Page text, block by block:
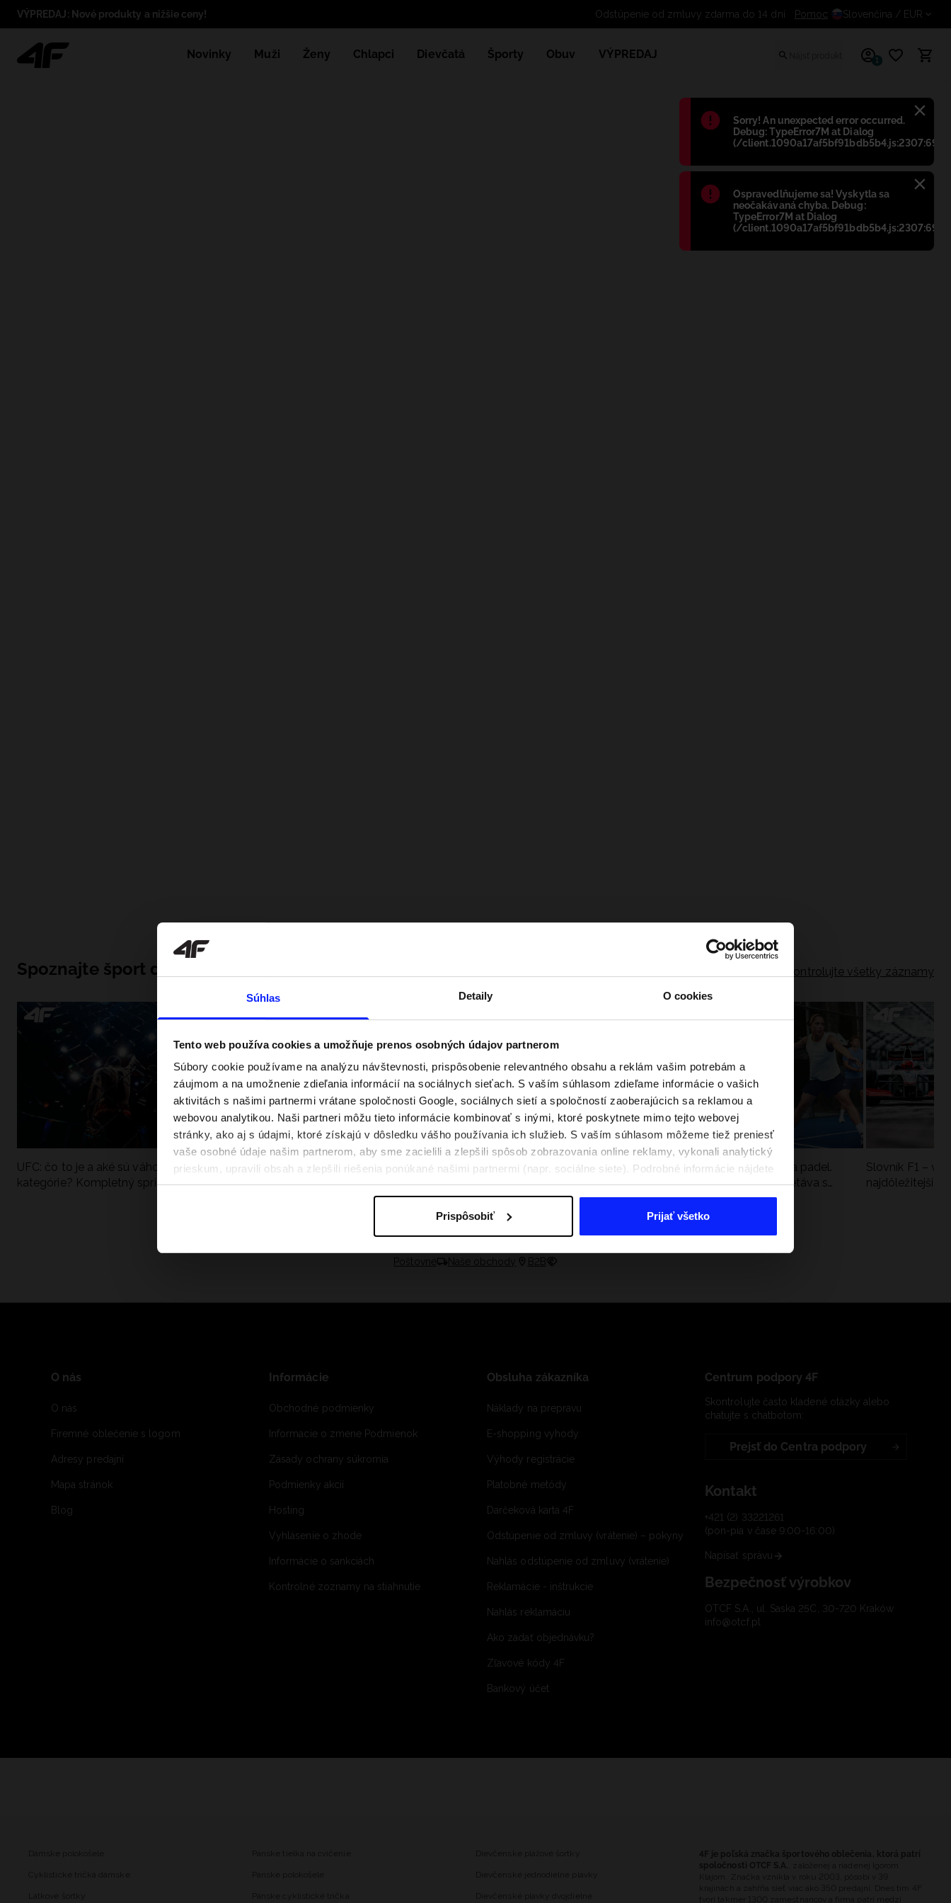
Súhlas Detaily O cookies
Tento web používa cookies a umožňuje prenos osobných údajov partnerom
Súbory cookie používame na analýzu návštevnosti, prispôsobenie relevantného obsahu a reklám vašim potrebám a
záujmom a na umožnenie zdieľania informácií na sociálnych sieťach. S vaším súhlasom zdieľame informácie o vašich
aktivitách s našimi partnermi vrátane spoločnosti Google, sociálnych sietí a spoločností zaoberajúcich sa reklamou a
webovou analytikou. Naši partneri môžu tieto informácie kombinovať s inými, ktoré poskytnete mimo tejto webovej
stránky, ako aj s údajmi, ktoré získajú v dôsledku vášho používania ich služieb. S vaším súhlasom môžeme tiež preniesť
vaše osobné údaje našim partnerom, aby sme zacielili a zlepšili spôsob zobrazovania online reklamy, vykonali analytický
prieskum, upravili obsah a zlepšili riešenia ponúkané našimi partnermi (napr. sociálne siete). Podrobné informácie nájdete
v našich Zásadách ochrany osobných údajov a v časti „Podrobnosti“.
Prispôsobiť Prijať všetko
Błąd:
Sorry! An unexpected error occurred.
Debug: TypeError7M at Dialog
(/client.1090a17af5bf91bdb5b4.js:2307:698)
Błąd:
Ospravedlňujeme sa! Vyskytla sa
neočakávaná chyba. Debug:
TypeError7M at Dialog
(/client.1090a17af5bf91bdb5b4.js:2307:698)
VÝPREDAJ: Nové produkty a nižšie ceny! Odstúpenie od zmluvy zdarma do 14 dní
Pomoc Slovenčina / EUR
Novinky Muži Ženy Chlapci Dievčatá Športy Obuv VÝPREDAJ 1
Spoznajte šport do hĺbky Skontrolujte všetky záznamy
UFC: čo to je a aké sú váhové
kategórie? Kompletný sprievodca
Ako sa dobre pripraviť na aktívny deň
pri vode? Poradíme, čo si zbaliť
Festivalové outfity. Ako sa obliecť na
hudobné festivaly?
Nová kolekcia 4F na tenis a padel.
Športová funkčnosť sa stretáva s
moderným štýlom
Slovník F1 –
najdôležitejšie
Poštovné Naše obchody B2B
O nás
O nás
Firemné oblečenie s logom
Adresy predajní
Mapa stránok
Blog
Informácie
Obchodné podmienky
Informacie o zmene Podmienok
Zásady ochrany súkromia
Podmienky akcií
Hosting
Vyhlásenie o zhode
Informácie o sankciách
Kontrolné zoznamy na stiahnutie
Obsluha zákazníka
Náklady na prepravu
E-shopping vyhody
Výhody registrácie
Platobné metódy
Darčeková karta 4F
Odstúpenie od zmluvy (vrátenie) – pokyny
Nahlás odstúpenie od zmluvy (vrátenie)
Reklamácie - inštrukcie
Nahlás reklamáciu
Ako zadať objednávku?
Zľavové kódy 4F
Bankový účet
Centrum podpory 4F
Skontrolujte často kladené otázky alebo
chatujte s chatbotom:
Prejsť do Centra podpory
Kontakt
+421 (2) 33221261
(pon-pia v čase 9:00-16:00)
Napísať správu
Bezpečnosť výrobkov
OTCF S.A., ul. Saska 25C, 30-720 Kraków
info@otcf.pl